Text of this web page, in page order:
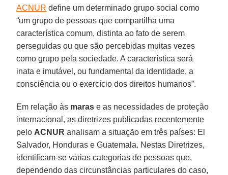
ACNUR define um determinado grupo social como
“um grupo de pessoas que compartilha uma
característica comum, distinta ao fato de serem
perseguidas ou que são percebidas muitas vezes
como grupo pela sociedade. A característica será
inata e imutável, ou fundamental da identidade, a
consciência ou o exercício dos direitos humanos”.
Em relação às maras e as necessidades de proteção
internacional, as diretrizes publicadas recentemente
pelo ACNUR analisam a situação em três países: El
Salvador, Honduras e Guatemala. Nestas Diretrizes,
identificam-se várias categorias de pessoas que,
dependendo das circunstâncias particulares do caso,